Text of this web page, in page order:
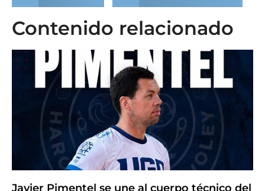
Contenido relacionado
Javier Pimentel se une al cuerpo técnico del